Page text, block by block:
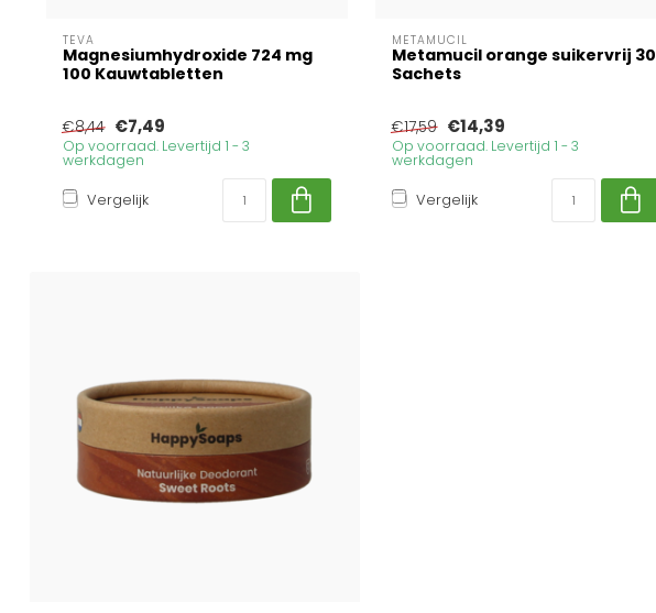
TEVA
Magnesiumhydroxide 724 mg
100 Kauwtabletten
€8,44 €7,49
Op voorraad. Levertijd 1 - 3
werkdagen
Vergelijk
METAMUCIL
Metamucil orange suikervrij 30
Sachets
€17,59 €14,39
Op voorraad. Levertijd 1 - 3
werkdagen
Vergelijk